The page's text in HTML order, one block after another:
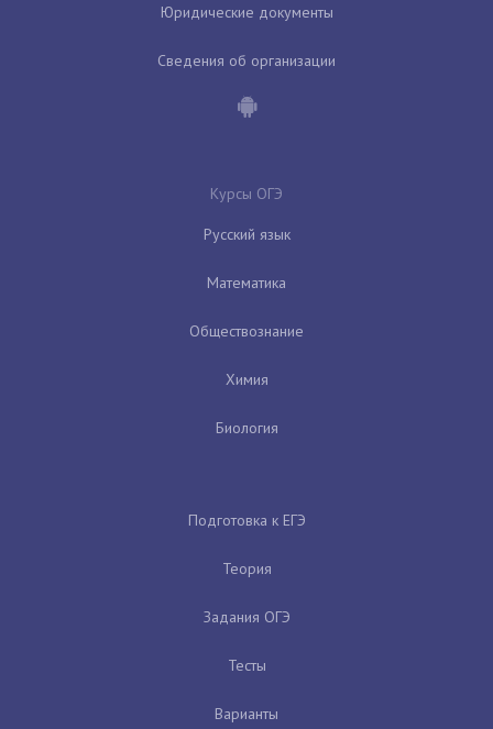
Юридические документы
Сведения об организации
Курсы ОГЭ
Русский язык
Математика
Обществознание
Химия
Биология
Подготовка к ЕГЭ
Теория
Задания ОГЭ
Тесты
Варианты